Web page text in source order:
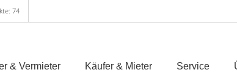
74
& Vermieter Käufer & Mieter Service